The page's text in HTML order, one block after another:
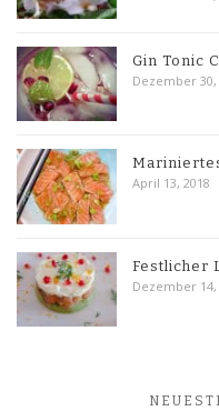
Gin Tonic
Dezember 30,
April 13, 2018
Festlicher
Dezember 14,